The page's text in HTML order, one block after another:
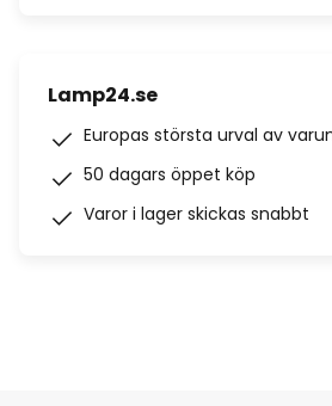
Lamp24.se
Europas största urval av
50 dagars öppet köp
Varor i lager skickas snabbt